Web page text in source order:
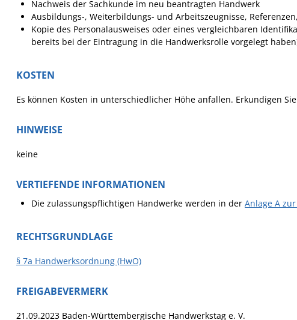
Nachweis der Sachkunde im neu beantragten Handwerk
Ausbildungs-, Weiterbildungs- und Arbeitszeugnisse,
Kopie des Personalausweises oder eines vergleichbaren
bereits bei der Eintragung in die Handwerksrolle vorgelegt
KOSTEN
Es können Kosten in unterschiedlicher Höhe anfallen. Erkundigen
HINWEISE
keine
VERTIEFENDE INFORMATIONEN
Die zulassungspflichtigen Handwerke werden in derAnlage A
RECHTSGRUNDLAGE
§ 7a Handwerksordnung (HwO)
FREIGABEVERMERK
21.09.2023 Baden-Württembergische Handwerkstag e. V.